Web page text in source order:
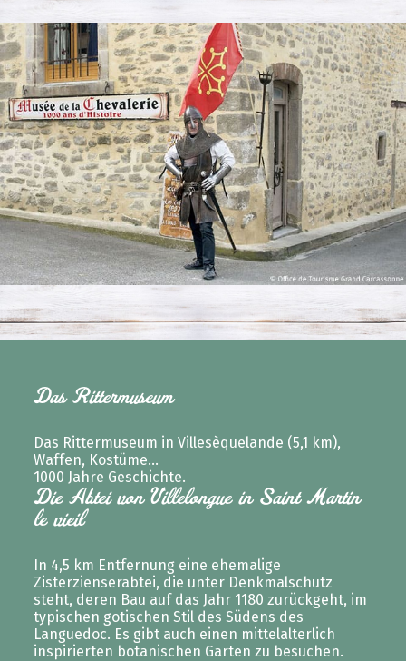
Das Rittermuseum
Das Rittermuseum in Villesèquelande (5,1 km),
Waffen, Kostüme…
1000 Jahre Geschichte.
Die Abtei von Villelongue in Saint Martin
le vieil
In 4,5 km Entfernung eine ehemalige
Zisterzienserabtei, die unter Denkmalschutz
steht, deren Bau auf das Jahr 1180 zurückgeht, im
typischen gotischen Stil des Südens des
Languedoc. Es gibt auch einen mittelalterlich
inspirierten botanischen Garten zu besuchen.